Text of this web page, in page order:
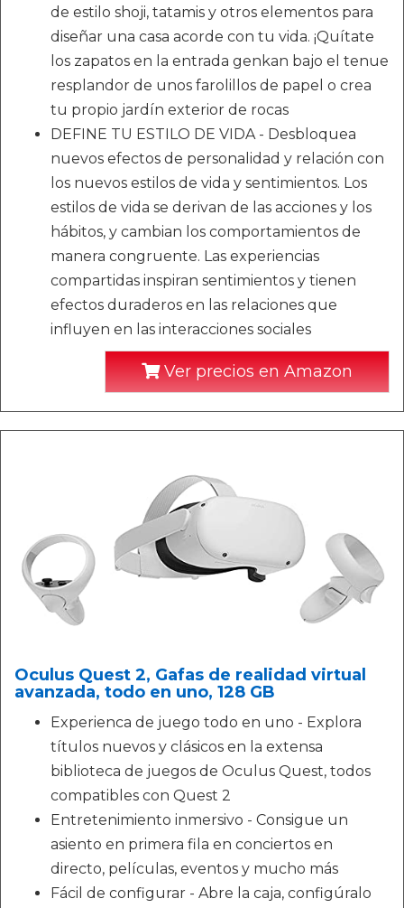
de estilo shoji, tatamis y otros elementos para
diseñar una casa acorde con tu vida. ¡Quítate
los zapatos en la entrada genkan bajo el tenue
resplandor de unos farolillos de papel o crea
tu propio jardín exterior de rocas
DEFINE TU ESTILO DE VIDA - Desbloquea
nuevos efectos de personalidad y relación con
los nuevos estilos de vida y sentimientos. Los
estilos de vida se derivan de las acciones y los
hábitos, y cambian los comportamientos de
manera congruente. Las experiencias
compartidas inspiran sentimientos y tienen
efectos duraderos en las relaciones que
influyen en las interacciones sociales
Ver precios en Amazon
Oculus Quest 2, Gafas de realidad virtual
avanzada, todo en uno, 128 GB
Experienca de juego todo en uno - Explora
títulos nuevos y clásicos en la extensa
biblioteca de juegos de Oculus Quest, todos
compatibles con Quest 2
Entretenimiento inmersivo - Consigue un
asiento en primera fila en conciertos en
directo, películas, eventos y mucho más
Fácil de configurar - Abre la caja, configúralo